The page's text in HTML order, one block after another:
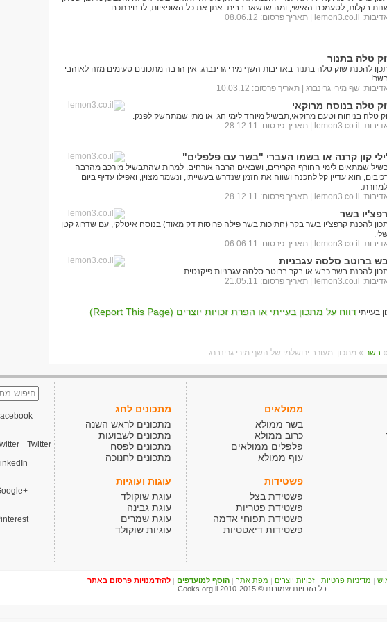
בקלות, לטעמכם האישי, ומה שנשאר בבית. אתן את כל האופציות, לבחירתכם.
lemon3.co.il | תאריך פרסום: 08.06.12
טלה בתנור
להכנת שוק טלה בתנור באדיבות השף מירי גרינברג. אין הרבה מתכונים טעימים מזה לאוהבי
שף מירי גרינברג | תאריך פרסום: 10.03.12
טלה בנוסח מרוקאי
טלה בניחוח וטעם מרוקאי,תבשיל מיוחד לימי חג, או מתי שמתחשק לפנק.
lemon3.co.il | תאריך פרסום: 28.12.11
קון קרנה או בשמו העברי "בשר עם פלפלים"
שמתאים לימי החורף הקרירים, ושבאים הרבה אורחים. למרות שהתבשיל מורכב מהרבה
הוא עדיין קל להכנה ושווה את הזמן שנדרש בעשייתו, ונשמר מצוין, ואפילו עדיף ביום
lemon3.co.il | תאריך פרסום: 28.12.11
בשר
להכנת קרפצ'יו בשר בקר (חתיכות בשר פילה פרוסות דק מאוד) בנוסח איטלקי, עם שדרוג קטן
lemon3.co.il | תאריך פרסום: 06.06.11
ברוטב סלסה עגבניות
להכנת בשר כבש או בקר ברוטב סלסה עגבניות פיקנטית.
lemon3.co.il | תאריך פרסום: 21.05.11
דווח על מתכון בעייתי או הפרת זכויות יוצרים (Report This Page)
» בשר » מתכון: מעורב ירושלמי של השף מירי גרינברג
ממולאים
בשר ממולא
כרוב ממולא
פלפלים ממולאים
עוף ממולא
פשטידות
פשטידת בצל
פשטידת פטריות
פשטידת תפוחי אדמה
פשטידות דיאטטיות
מתכונים לחג
מתכונים לראש השנה
מתכונים לשבועות
מתכונים לפסח
מתכונים לחנוכה
עוגות ועוגיות
עוגת שוקולד
עוגת גבינה
עוגת שמרים
עוגיות שוקולד
Twitter
| מדיניות פרטיות |זכויות יוצרים | מפת אתר |הוסף למועדפים |להזדמנויות פרסום באתר
כל הזכויות שמורות © Cooks.org.il 2010-2015.